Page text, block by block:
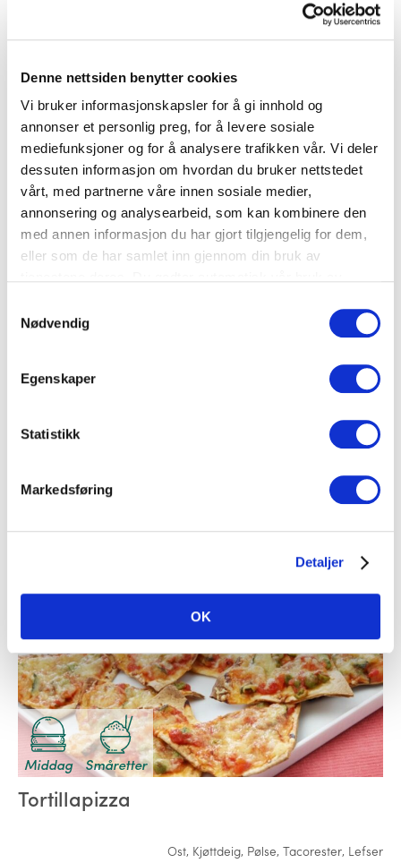
Denne nettsiden benytter cookies
Vi bruker informasjonskapsler for å gi innhold og
annonser et personlig preg, for å levere sosiale
mediefunksjoner og for å analysere trafikken vår. Vi deler
dessuten informasjon om hvordan du bruker nettstedet
vårt, med partnerne våre innen sosiale medier,
annonsering og analysearbeid, som kan kombinere den
med annen informasjon du har gjort tilgjengelig for dem,
eller som de har samlet inn gjennom din bruk av
Nødvendig
Egenskaper
Statistikk
Markedsføring
Detaljer
OK
Middag Suppe
løft restematen med god kraft
Fjærkre , Skalldyr Fisk Kjøtt
Skinke,Brød
Middag Småretter
Tortillapizza
Ost, Kjøttdeig, Pølse, Tacorester, Lefser